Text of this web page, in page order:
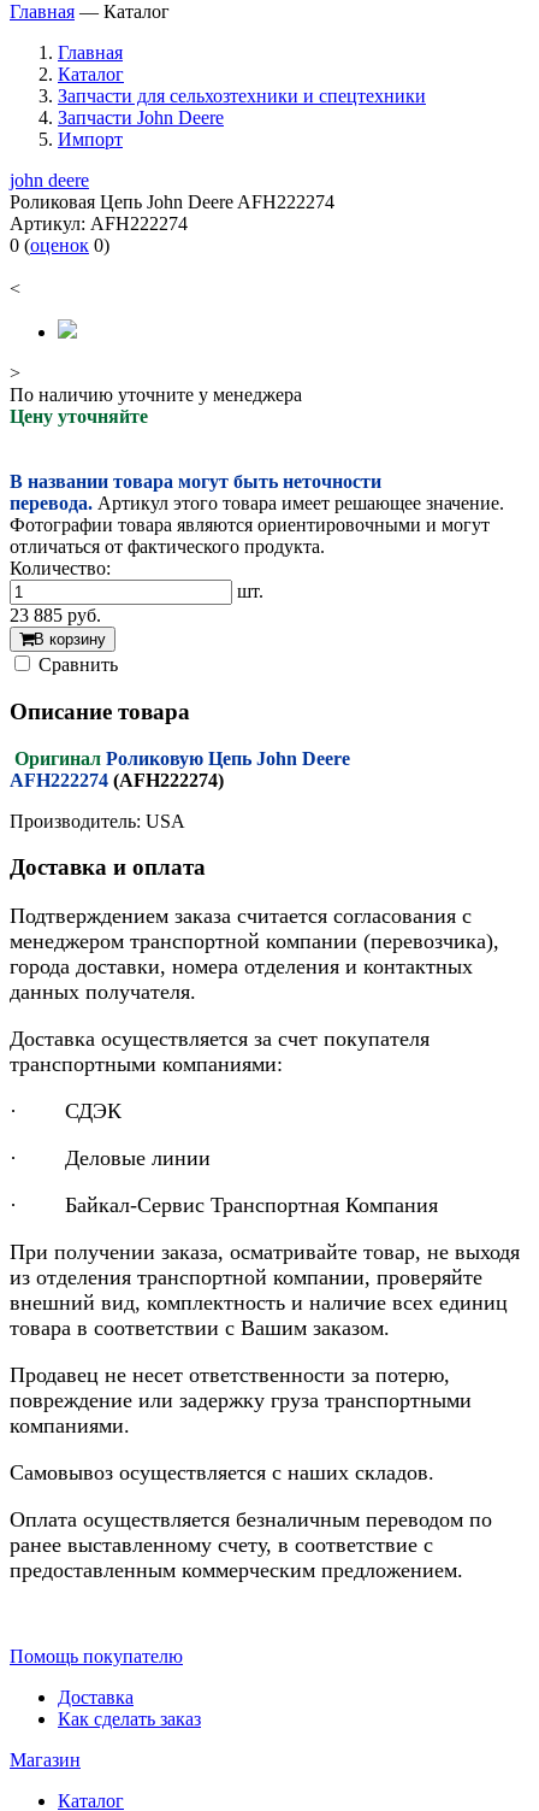
Главная — Каталог
Главная
Каталог
Запчасти для сельхозтехники и спецтехники
Запчасти John Deere
Импорт
john deere
Роликовая Цепь John Deere AFH222274
Артикул: AFH222274
0 (оценок 0)
<
>
По наличию уточните у менеджера
Цену уточняйте
В названии товара могут быть неточности
перевода. Артикул этого товара имеет решающее значение.
Фотографии товара являются ориентировочными и могут
отличаться от фактического продукта.
Количество:
шт.
23 885 руб.
В корзину
Cравнить
Описание товара
Оригинал Роликовую Цепь John Deere
AFH222274 (AFH222274)
Производитель: USA
Доставка и оплата
Подтверждением заказа считается согласования с
менеджером транспортной компании (перевозчика),
города доставки, номера отделения и контактных
данных получателя.
Доставка осуществляется за счет покупателя
транспортными компаниями:
· СДЭК
· Деловые линии
· Байкал-Сервис Транспортная Компания
При получении заказа, осматривайте товар, не выходя
из отделения транспортной компании, проверяйте
внешний вид, комплектность и наличие всех единиц
товара в соответствии с Вашим заказом.
Продавец не несет ответственности за потерю,
повреждение или задержку груза транспортными
компаниями.
Самовывоз осуществляется с наших складов.
Оплата осуществляется безналичным переводом по
ранее выставленному счету, в соответствие с
предоставленным коммерческим предложением.
Помощь покупателю
Доставка
Как сделать заказ
Магазин
Каталог